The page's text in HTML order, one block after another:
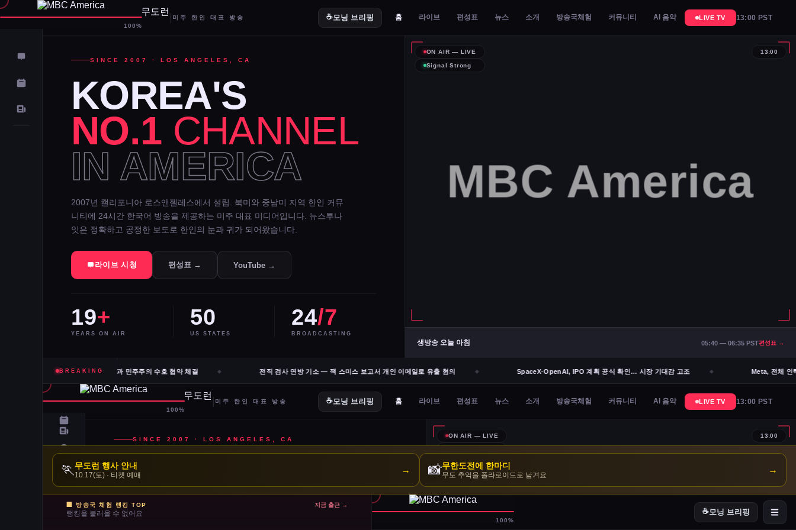
100%
D-
미주 한인 대표 방송 ☕모닝 브리핑 홈 라이브 편성표 뉴스 소개 방송국체험 커뮤니티 AI 음악 LIVE TV 13:00 PST
SINCE 2007 · LOS ANGELES, CA
KOREA'S
NO.1 CHANNEL
IN AMERICA
2007년 캘리포니아 로스앤젤레스에서 설립. 북미와 중남미 지역 한인 커뮤
니티에 24시간 한국어 방송을 제공하는 미주 대표 미디어입니다. 뉴스투나
잇은 정확하고 공정한 보도로 한인의 눈과 귀가 되어왔습니다.
라이브 시청 편성표 → YouTube →
19+
YEARS ON AIR
50
US STATES
24/7
BROADCASTING
MBC America
ON AIR — LIVE
Signal Strong
13:00
생방송 오늘 아침 05:40 — 06:35 PST편성표 →
BREAKING
·신시내티 등 10개 도시 시장, 유럽과 민주주의 수호 협약 체결 전직 검사 연방 기소 — 잭 스미스 보고서 개인 이메일로 유출 혐의 SpaceX·OpenAI, IPO 계획 공식 확인… 시장 기대감 고조 Meta, 전체 인
🏃 무도런 행사 안내
10.17(토) · 티켓 예매
→ 📸무한도전에 한마디
무도 추억을 폴라로이드로 남겨요
→
🏢 방송국 체험 랭킹 TOP 지금 출근 →
랭킹을 불러올 수 없어요